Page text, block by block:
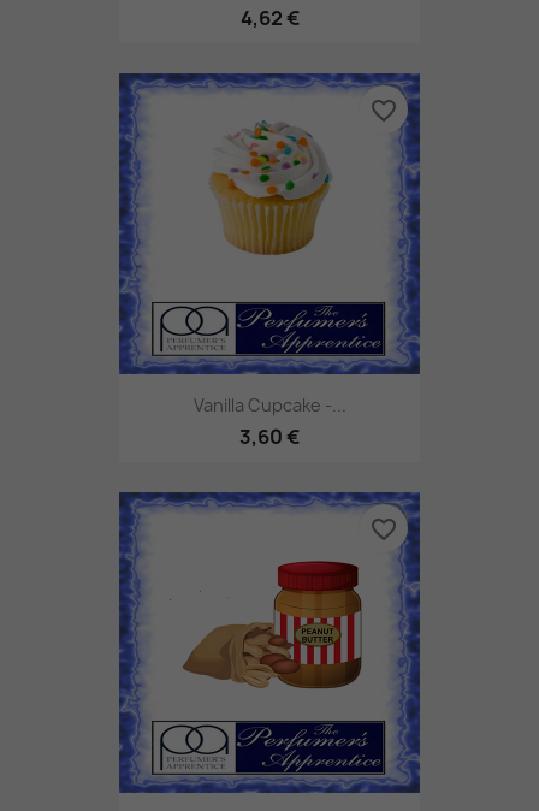
4,62 €
Vanilla Cupcake -...
3,60 €
favorite_border
favorite_border